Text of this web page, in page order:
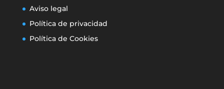
Aviso legal
Política de privacidad
Política de Cookies